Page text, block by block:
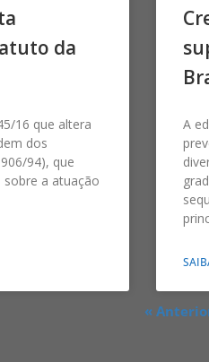
da
16 que altera
dos
94), que
sobre a atuação
A
«